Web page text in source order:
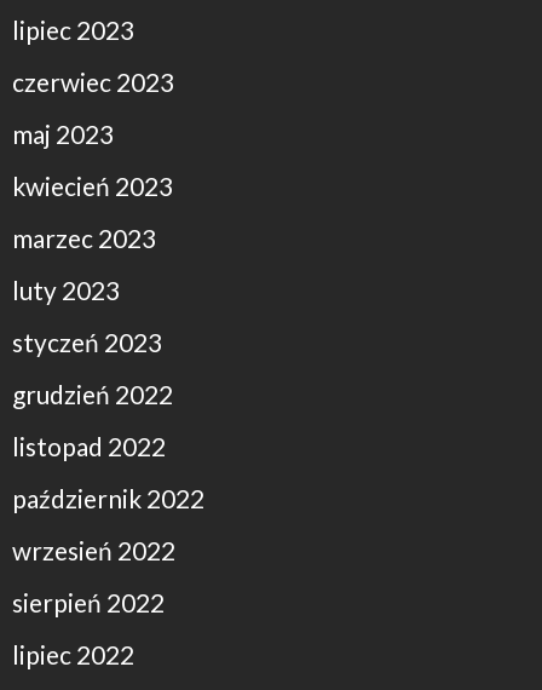
lipiec 2023
czerwiec 2023
maj 2023
kwiecień 2023
marzec 2023
luty 2023
styczeń 2023
grudzień 2022
listopad 2022
październik 2022
wrzesień 2022
sierpień 2022
lipiec 2022